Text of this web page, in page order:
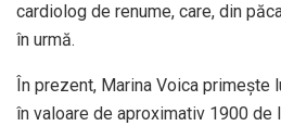
cardiolog de renume, care, din
în urmă.
În prezent, Marina Voica primește
în valoare de aproximativ 1900 de